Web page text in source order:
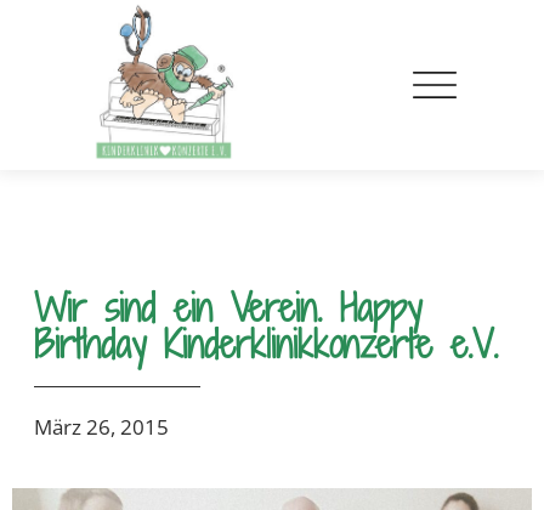
Wir sind ein Verein. Happy
Birthday Kinderklinikkonzerte e.V.
März 26, 2015